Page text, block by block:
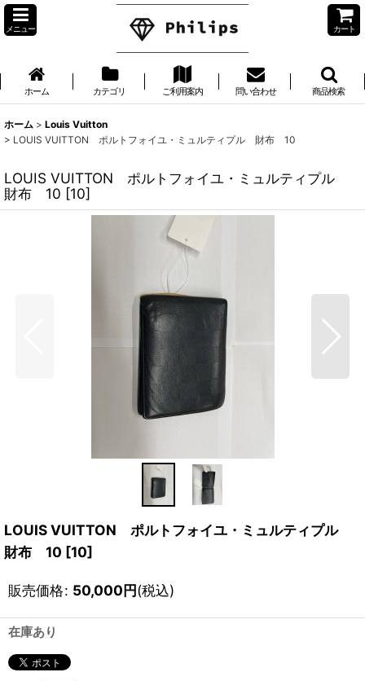
メニュー カート
ホーム カテゴリ ご利用案内 問い合わせ 商品検索
ホーム > Louis Vuitton
> LOUIS VUITTON ポルトフォイユ・ミュルティプル 財布 10
LOUIS VUITTON ポルトフォイユ・ミュルティプル
財布 10 [10]
LOUIS VUITTON ポルトフォイユ・ミュルティプル
財布 10 [10]
販売価格: 50,000円(税込)
在庫あり